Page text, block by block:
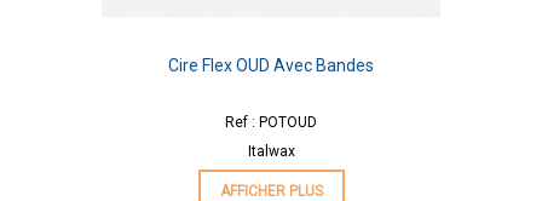
Cire Flex OUD Avec Bandes
Ref : POTOUD
Italwax
AFFICHER PLUS